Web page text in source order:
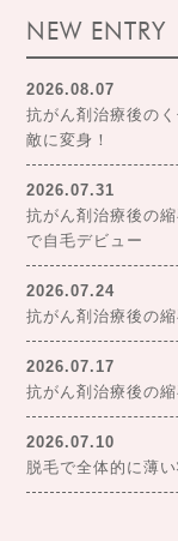
NEW ENTRY
2026.08.07
抗がん剤治療後の
敵に変身！
2026.07.31
抗がん剤治療後の
で自毛デビュー
2026.07.24
抗がん剤治療後の
2026.07.17
抗がん剤治療後の
2026.07.10
脱毛で全体的に薄